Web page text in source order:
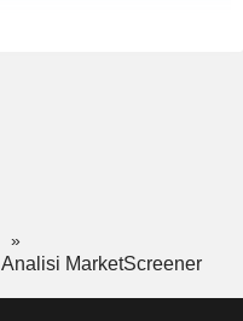
Analisi MarketScreener